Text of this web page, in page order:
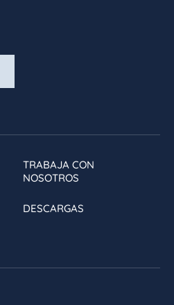
TRABAJA CON
NOSOTROS
DESCARGAS